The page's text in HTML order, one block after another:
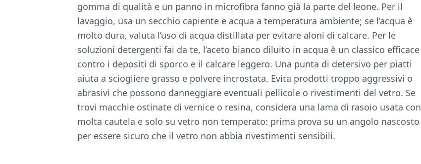
gomma di qualità e un panno in microfibra fanno già la parte del leone. Per il
lavaggio, usa un secchio capiente e acqua a temperatura ambiente; se l’acqua è
molto dura, valuta l’uso di acqua distillata per evitare aloni di calcare. Per le
soluzioni detergenti fai da te, l’aceto bianco diluito in acqua è un classico efficace
contro i depositi di sporco e il calcare leggero. Una punta di detersivo per piatti
aiuta a sciogliere grasso e polvere incrostata. Evita prodotti troppo aggressivi o
abrasivi che possono danneggiare eventuali pellicole o rivestimenti del vetro. Se
trovi macchie ostinate di vernice o resina, considera una lama di rasoio usata con
molta cautela e solo su vetro non temperato: prima prova su un angolo nascosto
per essere sicuro che il vetro non abbia rivestimenti sensibili.